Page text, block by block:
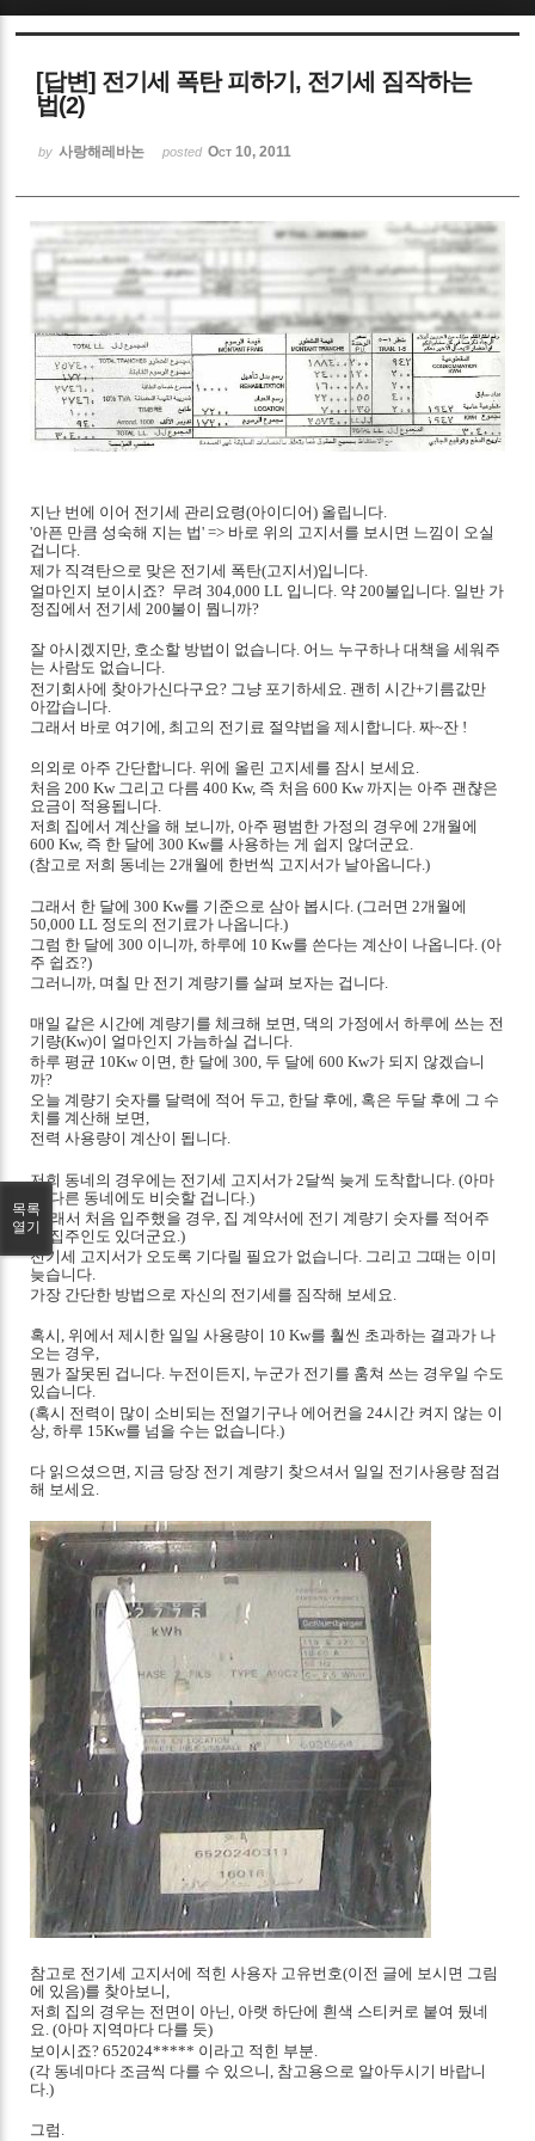
[답변] 전기세 폭탄 피하기, 전기세 짐작하는
법(2)
by 사랑해레바논 posted Oct 10, 2011
지난 번에 이어 전기세 관리요령(아이디어) 올립니다.
'아픈 만큼 성숙해 지는 법' => 바로 위의 고지서를 보시면 느낌이 오실
겁니다.
제가 직격탄으로 맞은 전기세 폭탄(고지서)입니다.
얼마인지 보이시죠? 무려 304,000 LL 입니다. 약 200불입니다. 일반 가
정집에서 전기세 200불이 뭡니까?
잘 아시겠지만, 호소할 방법이 없습니다. 어느 누구하나 대책을 세워주
는 사람도 없습니다.
전기회사에 찾아가신다구요? 그냥 포기하세요. 괜히 시간+기름값만
아깝습니다.
그래서 바로 여기에, 최고의 전기료 절약법을 제시합니다. 짜~잔 !
의외로 아주 간단합니다. 위에 올린 고지세를 잠시 보세요.
처음 200 Kw 그리고 다름 400 Kw, 즉 처음 600 Kw 까지는 아주 괜챦은
요금이 적용됩니다.
저희 집에서 계산을 해 보니까, 아주 평범한 가정의 경우에 2개월에
600 Kw, 즉 한 달에 300 Kw를 사용하는 게 쉽지 않더군요.
(참고로 저희 동네는 2개월에 한번씩 고지서가 날아옵니다.)
그래서 한 달에 300 Kw를 기준으로 삼아 봅시다. (그러면 2개월에
50,000 LL 정도의 전기료가 나옵니다.)
그럼 한 달에 300 이니까, 하루에 10 Kw를 쓴다는 계산이 나옵니다. (아
주 쉽죠?)
그러니까, 며칠 만 전기 계량기를 살펴 보자는 겁니다.
매일 같은 시간에 계량기를 체크해 보면, 댁의 가정에서 하루에 쓰는 전
기량(Kw)이 얼마인지 가늠하실 겁니다.
하루 평균 10Kw 이면, 한 달에 300, 두 달에 600 Kw가 되지 않겠습니
까?
오늘 계량기 숫자를 달력에 적어 두고, 한달 후에, 혹은 두달 후에 그 수
치를 계산해 보면,
전력 사용량이 계산이 됩니다.
저희 동네의 경우에는 전기세 고지서가 2달씩 늦게 도착합니다. (아마
도 다른 동네에도 비슷할 겁니다.)
(그래서 처음 입주했을 경우, 집 계약서에 전기 계량기 숫자를 적어주
는 집주인도 있더군요.)
전기세 고지서가 오도록 기다릴 필요가 없습니다. 그리고 그때는 이미
늦습니다.
가장 간단한 방법으로 자신의 전기세를 짐작해 보세요.
혹시, 위에서 제시한 일일 사용량이 10 Kw를 훨씬 초과하는 결과가 나
오는 경우,
뭔가 잘못된 겁니다. 누전이든지, 누군가 전기를 훔쳐 쓰는 경우일 수도
있습니다.
(혹시 전력이 많이 소비되는 전열기구나 에어컨을 24시간 켜지 않는 이
상, 하루 15Kw를 넘을 수는 없습니다.)
다 읽으셨으면, 지금 당장 전기 계량기 찾으셔서 일일 전기사용량 점검
해 보세요
참고로 전기세 고지서에 적힌 사용자 고유번호(이전 글에 보시면 그림
에 있음)를 찾아보니,
저희 집의 경우는 전면이 아닌, 아랫 하단에 흰색 스티커로 붙여 뒀네
요. (아마 지역마다 다를 듯)
보이시죠? 652024***** 이라고 적힌 부분.
(각 동네마다 조금씩 다를 수 있으니, 참고용으로 알아두시기 바랍니
다.)
그럼.
목록
열기
Sketchbook5, 스케치북5
Sketchbook5, 스케치북5